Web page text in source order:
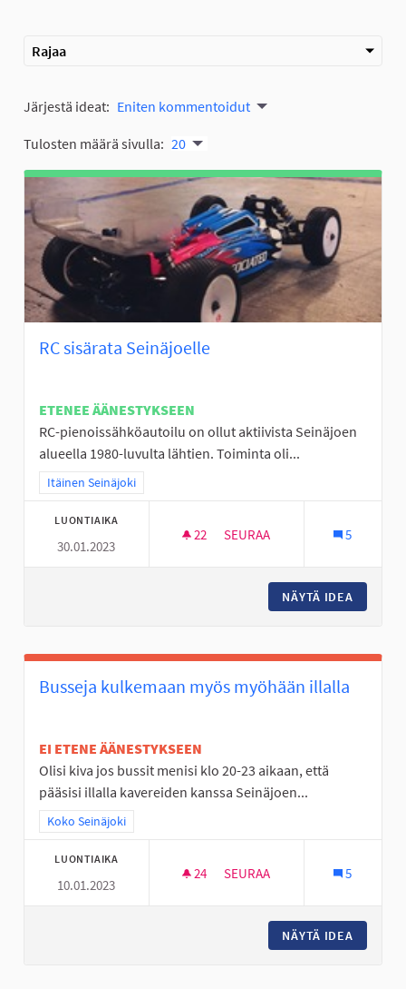
Rajaa
Järjestä ideat: Eniten kommentoidut
Tulosten määrä sivulla: 20
RC sisärata Seinäjoelle
ETENEE ÄÄNESTYKSEEN
RC-pienoissähköautoilu on ollut aktiivista Seinäjoen
alueella 1980-luvulta lähtien. Toiminta oli...
Rajaa tulokset teeman mukaan: Itäinen Seinäjoki
Itäinen Seinäjoki
LUONTIAIKA
30.01.2023
22 22 SEURAAJAA
SEURAA 5
NÄYTÄ IDEA
Busseja kulkemaan myös myöhään illalla
EI ETENE ÄÄNESTYKSEEN
Olisi kiva jos bussit menisi klo 20-23 aikaan, että
pääsisi illalla kavereiden kanssa Seinäjoen...
Rajaa tulokset teeman mukaan: Koko Seinäjoki
Koko Seinäjoki
LUONTIAIKA
10.01.2023
24 24 SEURAAJAA
SEURAA 5
NÄYTÄ IDEA